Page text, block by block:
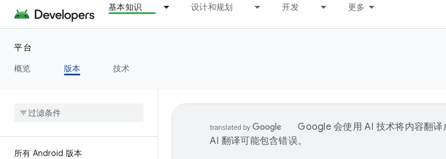
基本知识 设计和规划 开发 更多
平台
概览
版本 技术
所有 Android 版本
Google 会使用 AI 技术将内容翻译
AI 翻译可能包含错误。